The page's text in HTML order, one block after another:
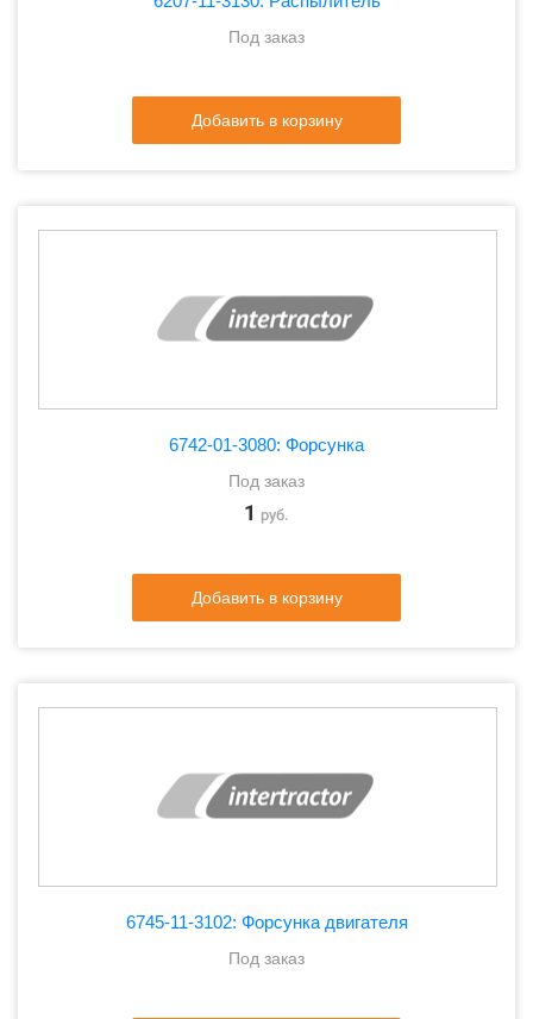
Под заказ
Добавить в корзину
6742-01-3080: Форсунка
Под заказ
1 руб.
Добавить в корзину
6745-11-3102: Форсунка двигателя
Под заказ